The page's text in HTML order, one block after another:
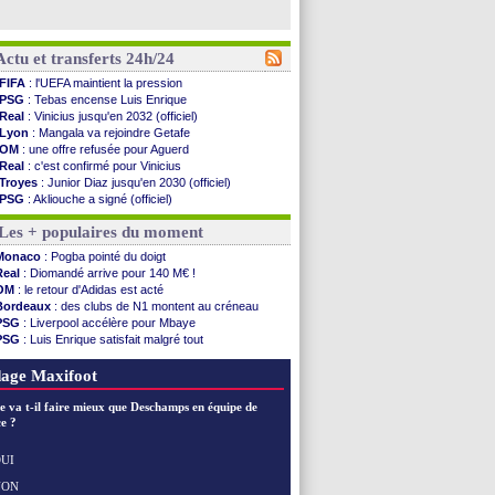
et transferts 24h/24
FIFA : l'UEFA maintient la pression
PSG : Tebas encense Luis Enrique
Real : Vinicius jusqu'en 2032 (officiel)
Lyon : Mangala va rejoindre Getafe
OM : une offre refusée pour Aguerd
Real : c'est confirmé pour Vinicius
Troyes : Junior Diaz jusqu'en 2030 (officiel)
PSG : Akliouche a signé (officiel)
OM: une offre pour Bulka
PSG : contrat signé pour Akliouche
Ouganda: Owori battu à mort à Kampala
Arsenal : Arteta veut créer une dynastie
Chelsea: Palace a fait son offre pour Disasi
FIFA: le gouvernement espagnol s'en mêle
PSG: l'étonnante rumeur Gusto
Bologne: Dallinga est sur le marché
OM : accord trouvé avec Man City pour Rulli
Uruguay: Forlan nommé sélectionneur (officiel)
PSG: Ndjantou heureux d'avoir rejoué
Real
Rennes
+ populaires du moment
: Pogba pointé du doigt
: Diomandé arrive pour 140 M€ !
: le retour d'Adidas est acté
: des clubs de N1 montent au créneau
: Liverpool accélère pour Mbaye
: Luis Enrique satisfait malgré tout
: une nouvelle offre pour Vinicius
Maxifoot
va t-il faire mieux que Deschamps en équipe de
?